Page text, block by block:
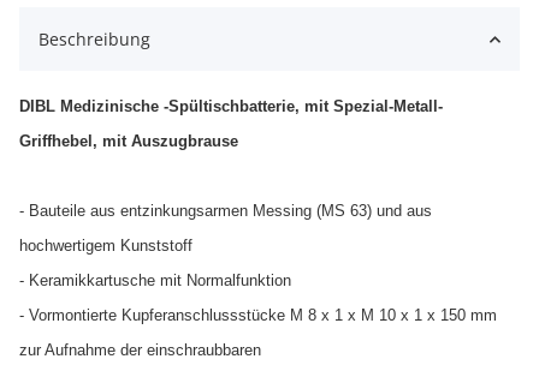
Beschreibung
DIBL Medizinische -Spültischbatterie, mit Spezial-Metall-
Griffhebel, mit Auszugbrause
- Bauteile aus entzinkungsarmen Messing (MS 63) und aus
hochwertigem Kunststoff
- Keramikkartusche mit Normalfunktion
- Vormontierte Kupferanschlussstücke M 8 x 1 x M 10 x 1 x 150 mm
zur Aufnahme der einschraubbaren